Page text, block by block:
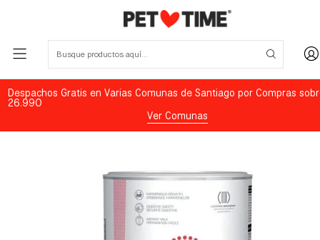
Despachos Gratis en Varias Comunas de Santiago por Compras
26.990
Ver Comunas